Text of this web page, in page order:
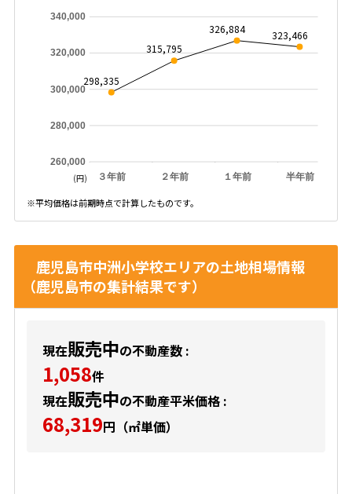
３年前 ２年前 １年前 半年前
260,000
280,000
300,000
320,000
340,000
298,335
315,795
326,884 323,466
(円)
※平均価格は前期時点で計算したものです。
鹿児島市中洲小学校エリアの土地相場情報
（鹿児島市の集計結果です）
現在販売中の不動産数 :
1,058件
現在販売中の不動産平米価格 :
68,319円（㎡単価）